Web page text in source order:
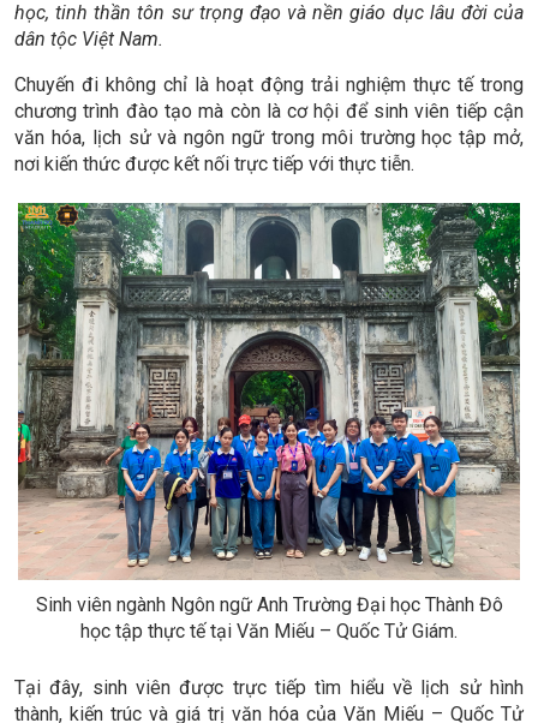
học, tinh thần tôn sư trọng đạo và nền giáo dục lâu đời của
dân tộc Việt Nam.
Chuyến đi không chỉ là hoạt động trải nghiệm thực tế trong
chương trình đào tạo mà còn là cơ hội để sinh viên tiếp cận
văn hóa, lịch sử và ngôn ngữ trong môi trường học tập mở,
nơi kiến thức được kết nối trực tiếp với thực tiễn.
Sinh viên ngành Ngôn ngữ Anh Trường Đại học Thành Đô
học tập thực tế tại Văn Miếu – Quốc Tử Giám.
Tại đây, sinh viên được trực tiếp tìm hiểu về lịch sử hình
thành, kiến trúc và giá trị văn hóa của Văn Miếu – Quốc Tử